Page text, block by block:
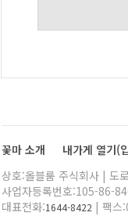
꽃마 소개 내가게 열기(
상호:올블룸 주식회사 | 도
사업자등록번호:105-86-
대표전화:1644-8422 | 팩스